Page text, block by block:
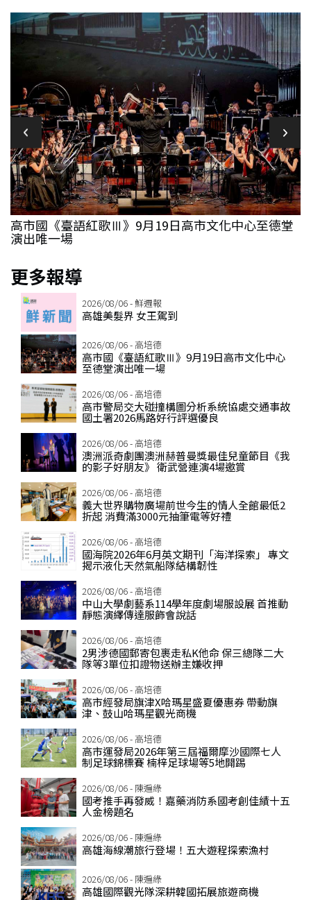
高市國《臺語紅歌Ⅲ》9月19日高市文化中心至德堂
演出唯一場
更多報導
2026/08/06 - 鮮週報
高雄美髮界 女王駕到
2026/08/06 - 高培德
高市國《臺語紅歌Ⅲ》9月19日高市文化中心
至德堂演出唯一場
2026/08/06 - 高培德
高市警局交大碰撞構圖分析系統協處交通事故
國土署2026馬路好行評選優良
2026/08/06 - 高培德
澳洲派奇劇團澳洲赫普曼獎最佳兒童節目《我
的影子好朋友》 衛武營連演4場邀賞
2026/08/06 - 高培德
義大世界購物廣場前世今生的情人全館最低2
折起 消費滿3000元抽筆電等好禮
2026/08/06 - 高培德
國海院2026年6月英文期刊「海洋探索」 專文
揭示液化天然氣船隊結構韌性
2026/08/06 - 高培德
中山大學劇藝系114學年度劇場服設展 首推動
靜態演繹傳達服飾會說話
2026/08/06 - 高培德
2男涉德國郵寄包裹走私K他命 保三總隊二大
隊等3單位扣證物送辦主嫌收押
2026/08/06 - 高培德
高市經發局旗津X哈瑪星盛夏優惠券 帶動旗
津、鼓山哈瑪星觀光商機
2026/08/06 - 高培德
高市運發局2026年第三屆福爾摩沙國際七人
制足球錦標賽 楠梓足球場等5地開踢
2026/08/06 - 陳遍綠
國考推手再發威！嘉藥消防系國考創佳績十五
人金榜題名
2026/08/06 - 陳遍綠
高雄海線潮旅行登場！五大遊程探索漁村
2026/08/06 - 陳遍綠
高雄國際觀光隊深耕韓國拓展旅遊商機